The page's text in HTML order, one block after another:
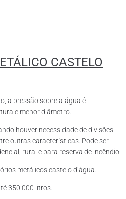
CASTELO
a pressão sobre a água é
e menor diâmetro.
houver necessidade de divisões
outras características. Pode ser
rural e para reserva de incêndio.
metálicos castelo d’água.
350.000 litros.